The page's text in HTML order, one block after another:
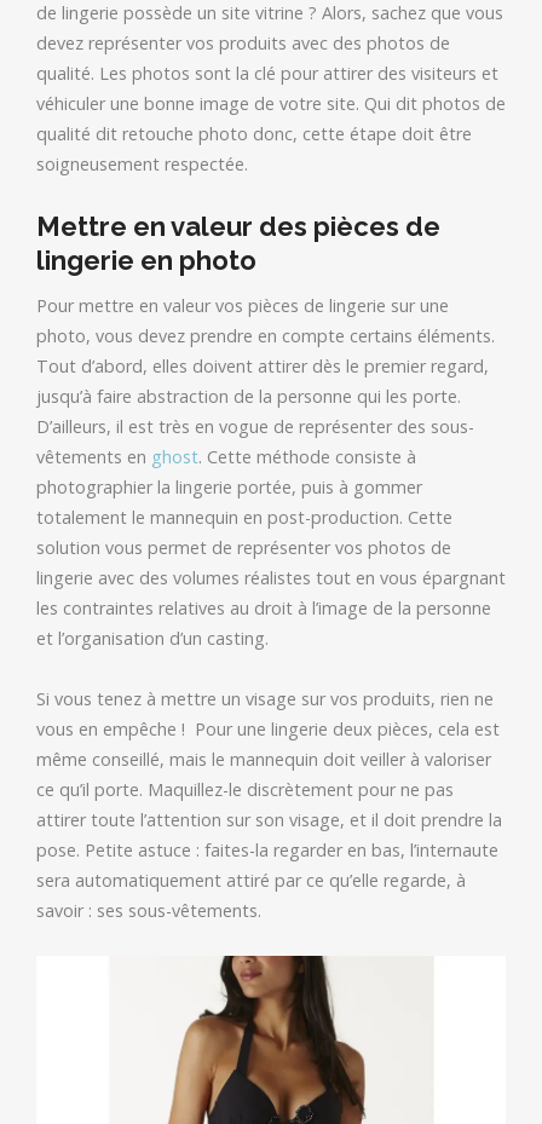
de lingerie possède un site vitrine ? Alors, sachez que vous
devez représenter vos produits avec des photos de
qualité. Les photos sont la clé pour attirer des visiteurs et
véhiculer une bonne image de votre site. Qui dit photos de
qualité dit retouche photo donc, cette étape doit être
soigneusement respectée.
Mettre en valeur des pièces de
lingerie en photo
Pour mettre en valeur vos pièces de lingerie sur une
photo, vous devez prendre en compte certains éléments.
Tout d’abord, elles doivent attirer dès le premier regard,
jusqu’à faire abstraction de la personne qui les porte.
D’ailleurs, il est très en vogue de représenter des sous-
vêtements en ghost. Cette méthode consiste à
photographier la lingerie portée, puis à gommer
totalement le mannequin en post-production. Cette
solution vous permet de représenter vos photos de
lingerie avec des volumes réalistes tout en vous épargnant
les contraintes relatives au droit à l’image de la personne
et l’organisation d’un casting.
Si vous tenez à mettre un visage sur vos produits, rien ne
vous en empêche ! Pour une lingerie deux pièces, cela est
même conseillé, mais le mannequin doit veiller à valoriser
ce qu’il porte. Maquillez-le discrètement pour ne pas
attirer toute l’attention sur son visage, et il doit prendre la
pose. Petite astuce : faites-la regarder en bas, l’internaute
sera automatiquement attiré par ce qu’elle regarde, à
savoir : ses sous-vêtements.